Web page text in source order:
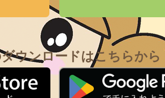
ウンロードはこちらから